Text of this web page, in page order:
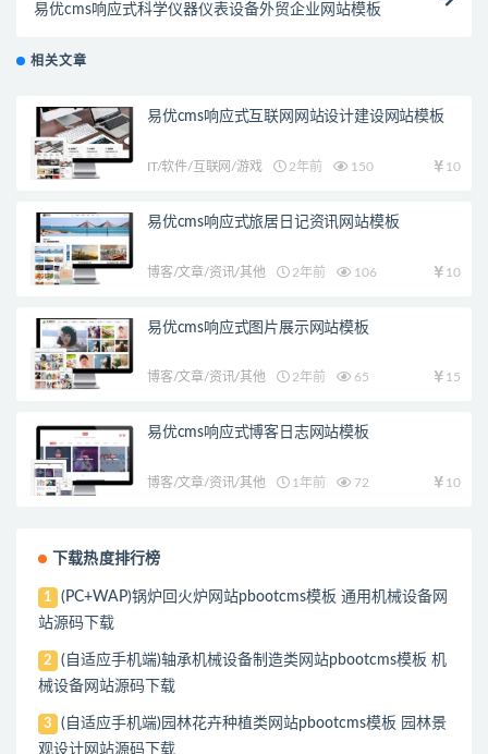
易优cms响应式科学仪器仪表设备外贸企业网站模板
相关文章
易优cms响应式互联网网站设计建设网站模板
IT/软件/互联网/游戏 2年前 150 10
易优cms响应式旅居日记资讯网站模板
博客/文章/资讯/其他 2年前 106 10
易优cms响应式图片展示网站模板
博客/文章/资讯/其他 2年前 65 15
易优cms响应式博客日志网站模板
博客/文章/资讯/其他 1年前 72 10
下载热度排行榜
1
(PC+WAP)锅炉回火炉网站pbootcms模板 通用机械设备网
站源码下载
2
(自适应手机端)轴承机械设备制造类网站pbootcms模板 机
械设备网站源码下载
3
(自适应手机端)园林花卉种植类网站pbootcms模板 园林景
观设计网站源码下载